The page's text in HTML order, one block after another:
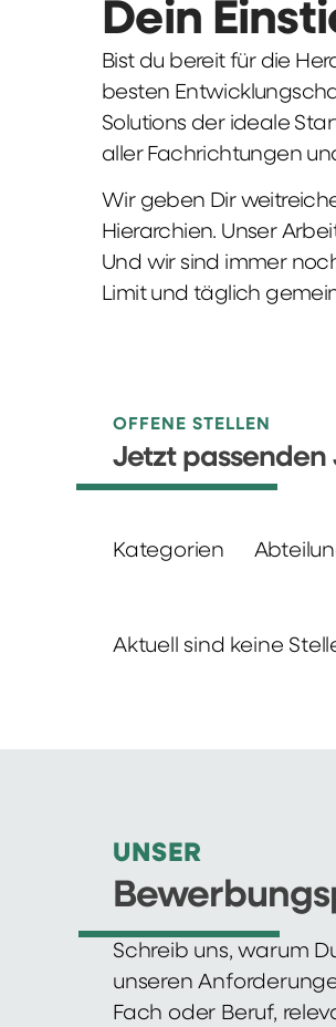
Dein
Bist du bereit für die
besten
Solutions der ideale
aller Fachrichtungen
Wir geben Dir
Hierarchien. Unser
Und wir sind immer
Limit und täglich
OFFENE STELLEN
Jetzt passenden
Kategorien
Aktuell sind keine
UNSER
Schreib uns, warum
unseren
Fach oder Beruf,